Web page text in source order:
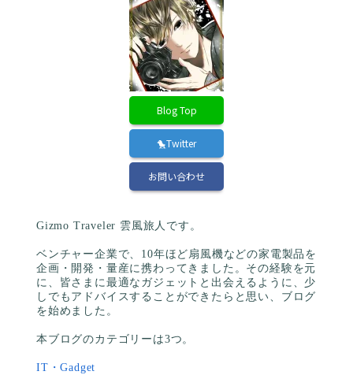
Blog Top
🐤Twitter
お問い合わせ
Gizmo Traveler 雲風旅人です。
ベンチャー企業で、10年ほど扇風機などの家電製品を
企画・開発・量産に携わってきました。その経験を元
に、皆さまに最適なガジェットと出会えるように、少
しでもアドバイスすることができたらと思い、ブログ
を始めました。
本ブログのカテゴリーは3つ。
IT・Gadget